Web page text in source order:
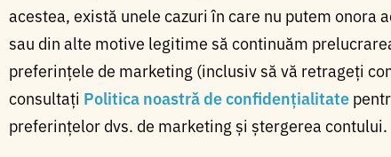
acestea, există unele cazuri în care nu putem
sau din alte motive legitime să continuăm
preferințele de marketing (inclusiv să vă retrageți
consultați Politica noastră de confidențialitate
preferințelor dvs. de marketing și ștergerea contului.